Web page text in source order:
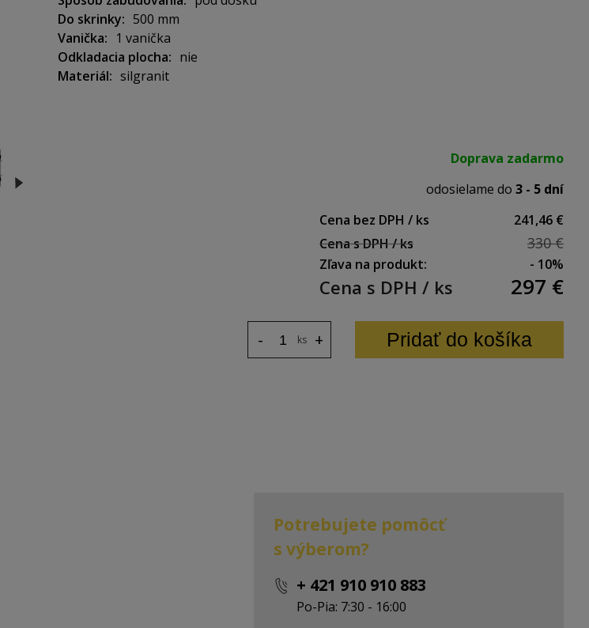
Použitie do skrinky: 500 mm
Do skrinky
500 mm
Vanička
1 vanička
Odkladacia plocha
nie
Materiál
silgranit
Doprava zadarmo
odosielame do 3 - 5 dní
Cena bez DPH / ks
241,46 €
Cena s DPH / ks
330 €
Zľava na produkt: - 10%
Cena s DPH / ks 297 €
ks +
- Pridať do košíka
Potrebujete pomôcť
s výberom?
+ 421 910 910 883
Po-Pia: 7:30 - 16:00